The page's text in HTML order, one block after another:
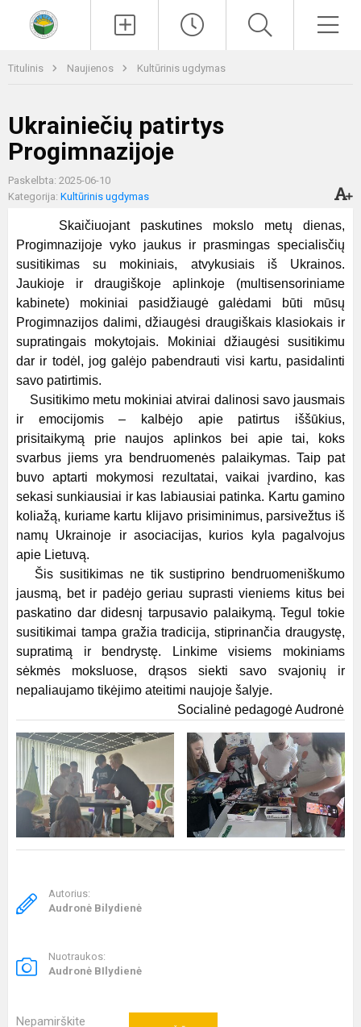
Titulinis Naujienos Kultūrinis ugdymas
Ukrainiečių patirtys
Progimnazijoje
Paskelbta: 2025-06-10
Kategorija: Kultūrinis ugdymas
Skaičiuojant paskutines mokslo metų dienas,
Progimnazijoje vyko jaukus ir prasmingas specialisčių
susitikimas su mokiniais, atvykusiais iš Ukrainos.
Jaukioje ir draugiškoje aplinkoje (multisensoriniame
kabinete) mokiniai pasidžiaugė galėdami būti mūsų
Progimnazijos dalimi, džiaugėsi draugiškais klasiokais ir
supratingais mokytojais. Mokiniai džiaugėsi susitikimu
dar ir todėl, jog galėjo pabendrauti visi kartu, pasidalinti
savo patirtimis.
Susitikimo metu mokiniai atvirai dalinosi savo jausmais
ir emocijomis – kalbėjo apie patirtus iššūkius,
prisitaikymą prie naujos aplinkos bei apie tai, koks
svarbus jiems yra bendruomenės palaikymas. Taip pat
buvo aptarti mokymosi rezultatai, vaikai įvardino, kas
sekasi sunkiausiai ir kas labiausiai patinka. Kartu gamino
koliažą, kuriame kartu klijavo prisiminimus, parsivežtus iš
namų Ukrainoje ir asociacijas, kurios kyla pagalvojus
apie Lietuvą.
Šis susitikimas ne tik sustiprino bendruomeniškumo
jausmą, bet ir padėjo geriau suprasti vieniems kitus bei
paskatino dar didesnį tarpusavio palaikymą. Tegul tokie
susitikimai tampa gražia tradicija, stiprinančia draugystę,
supratimą ir bendrystę. Linkime visiems mokiniams
sėkmės moksluose, drąsos siekti savo svajonių ir
nepaliaujamo tikėjimo ateitimi naujoje šalyje.
Socialinė pedagogė Audronė
Autorius:
Audronė Bilydienė
Nuotraukos:
Audronė BIlydienė
Nepamirškite